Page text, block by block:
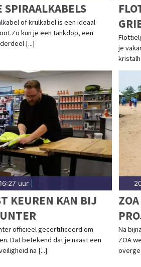
SPIRAALKABELS
of krulkabel is een ideaal
kun je een tankdop, een
[...]
je
uur
KEUREN KAN BIJ
officieel gecertificeerd om
Dat betekend dat je naast een
na [...]
Na
ZOA